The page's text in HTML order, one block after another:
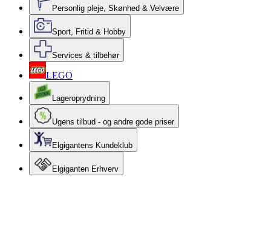
Personlig pleje, Skønhed & Velvære
Sport, Fritid & Hobby
Services & tilbehør
LEGO
Lageroprydning
Ugens tilbud - og andre gode priser
Elgigantens Kundeklub
Elgiganten Erhverv